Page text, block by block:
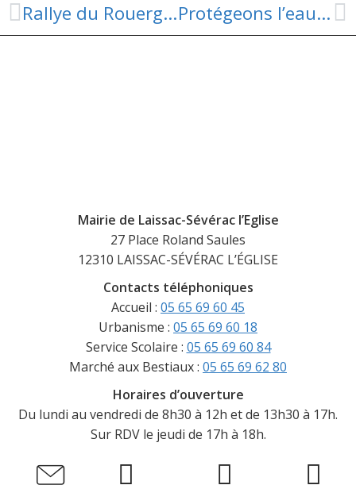
Rallye du Rouergue – Perturbations Réseau LIO Protégeons l’eau au quotidien, nouvelles mesures de restriction
Mairie de Laissac-Sévérac l’Eglise
27 Place Roland Saules
12310 LAISSAC-SÉVÉRAC L’ÉGLISE
Contacts téléphoniques
Accueil : 05 65 69 60 45
Urbanisme : 05 65 69 60 18
Service Scolaire : 05 65 69 60 84
Marché aux Bestiaux : 05 65 69 62 80
Horaires d’ouverture
Du lundi au vendredi de 8h30 à 12h et de 13h30 à 17h.
Sur RDV le jeudi de 17h à 18h.